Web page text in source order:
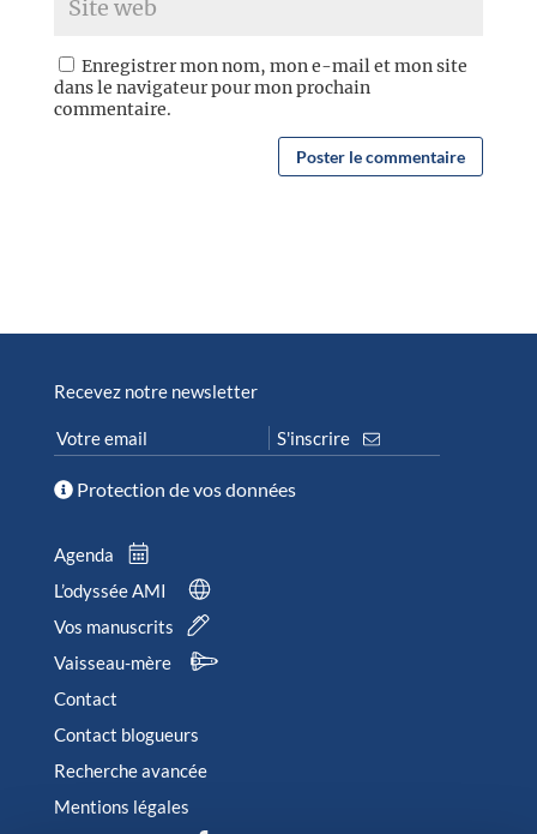
Enregistrer mon nom, mon e-mail et mon site
dans le navigateur pour mon prochain
commentaire.
Recevez notre newsletter
Protection de vos données
Agenda
L’odyssée AMI
Vos manuscrits
Vaisseau-mère
Contact
Contact blogueurs
Recherche avancée
Mentions légales